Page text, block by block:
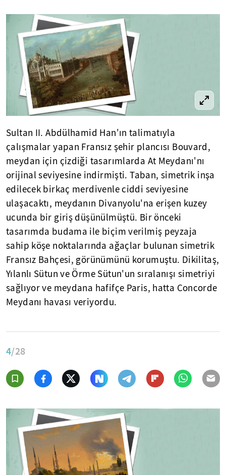
Sultan II. Abdülhamid Han'ın talimatıyla
çalışmalar yapan Fransız şehir plancısı Bouvard,
meydan için çizdiği tasarımlarda At Meydanı'nı
orijinal seviyesine indirmişti. Taban, simetrik inşa
edilecek birkaç merdivenle ciddi seviyesine
ulaşacaktı, meydanın Divanyolu'na erişen kuzey
ucunda bir giriş düşünülmüştü. Bir önceki
tasarımda budama ile biçim verilmiş peyzaja
sahip köşe noktalarında ağaçlar bulunan simetrik
Fransız Bahçesi, görünümünü korumuştu. Dikilitaş,
Yılanlı Sütun ve Örme Sütun'un sıralanışı simetriyi
sağlıyor ve meydana hafifçe Paris, hatta Concorde
Meydanı havası veriyordu.
4/28